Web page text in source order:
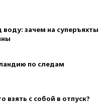
воду: зачем на суперъяхты
по следам
с собой в отпуск?